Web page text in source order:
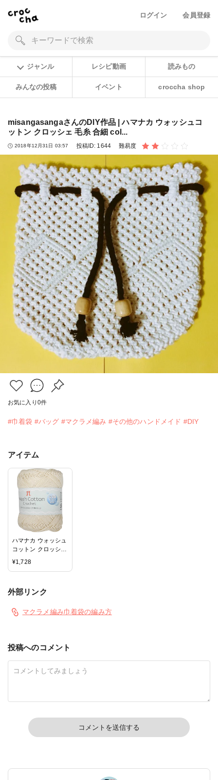
ログイン 会員登録
ジャンル レシピ動画 読みもの
みんなの投稿 イベント croccha shop
misangasangaさんのDIY作品 | ハマナカ ウォッシュコ
ットン クロッシェ 毛糸 合細 col...
2018年12月31日 03:57 投稿ID: 1644 難易度
お気に入り 0件
#巾着袋 #バッグ #マクラメ編み #その他のハンドメイド #DIY
アイテム
ハマナカ ウォッシュ
コットン クロッシェ
毛糸 合細 col.102 ク
リーム 系 25g 約
¥1,728
外部リンク
マクラメ編み巾着袋の編み方
投稿へのコメント
コメントを送信する